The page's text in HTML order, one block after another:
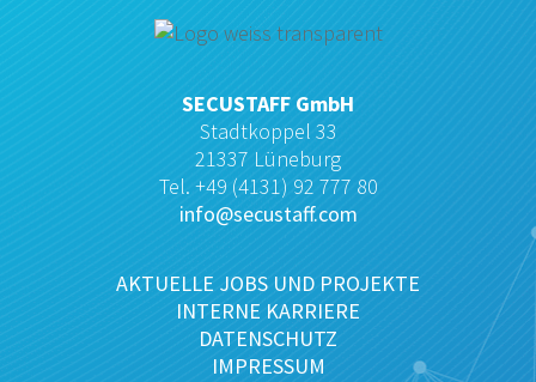
SECUSTAFF GmbH
Stadtkoppel 33
21337 Lüneburg
Tel. +49 (4131) 92 777 80
info@secustaff.com
AKTUELLE JOBS UND PROJEKTE
INTERNE KARRIERE
DATENSCHUTZ
IMPRESSUM